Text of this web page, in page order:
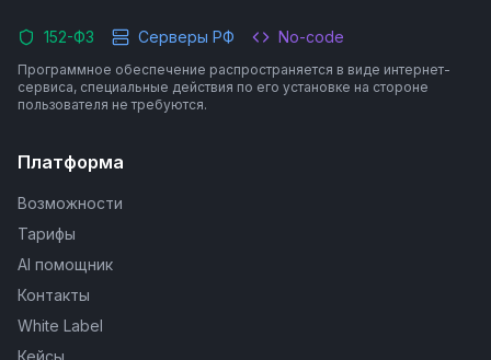
152-ФЗ Серверы РФ No-code
Программное обеспечение распространяется в виде интернет-
сервиса, специальные действия по его установке на стороне
пользователя не требуются.
Платформа
Возможности
Тарифы
AI помощник
Контакты
White Label
Кейсы